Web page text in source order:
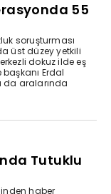
55
soruşturması
üst düzey yetkili
dokuz ilde eş
Erdal
da aralarında
Tutuklu
haber